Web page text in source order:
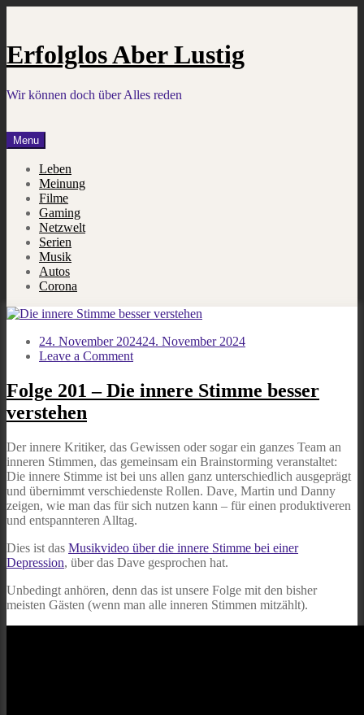
Erfolglos Aber Lustig
Wir können doch über Alles reden
Menu
Leben
Meinung
Filme
Gaming
Netzwelt
Serien
Musik
Autos
Corona
24. November 202424. November 2024
Leave a Commenton
201
–
Stimme
besser
verstehen
Folge 201 – Die innere Stimme besser
verstehen
Der innere Kritiker, das Gewissen oder sogar ein ganzes Team an
inneren Stimmen, das gemeinsam ein Brainstorming veranstaltet:
Die innere Stimme ist bei uns allen ganz unterschiedlich ausgeprägt
und übernimmt verschiedenste Rollen. Dave, Martin und Danny
zeigen, wie man das für sich nutzen kann – für einen produktiveren
und entspannteren Alltag.
Dies ist das Musikvideo über die innere Stimme bei einer
Depression, über das Dave gesprochen hat.
Unbedingt anhören, denn das ist unsere Folge mit den bisher
meisten Gästen (wenn man alle inneren Stimmen mitzählt).